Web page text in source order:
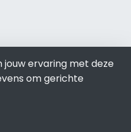
jouw ervaring met deze
om gerichte